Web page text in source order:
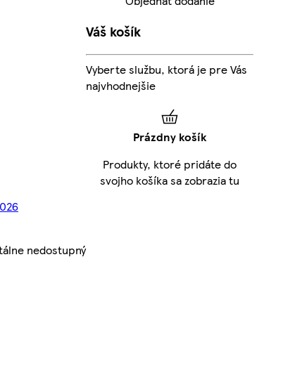
nedostupný
Váš košík
Vyberte službu, ktorá je pre Vás
najvhodnejšie
Prázdny košík
Produkty, ktoré pridáte do
svojho košíka sa zobrazia tu